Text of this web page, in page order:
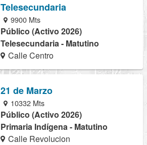
Telesecundaria
9900 Mts
Público (Activo 2026)
Telesecundaria - Matutino
Calle Centro
21 de Marzo
10332 Mts
Público (Activo 2026)
Primaria Indígena - Matutino
Calle Revolucion